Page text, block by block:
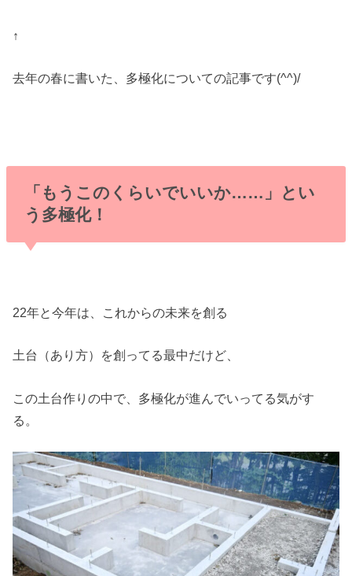
↑
去年の春に書いた、多極化についての記事です(^^)/
「もうこのくらいでいいか……」とい
う多極化！
22年と今年は、これからの未来を創る
土台（あり方）を創ってる最中だけど、
この土台作りの中で、多極化が進んでいってる気がす
る。